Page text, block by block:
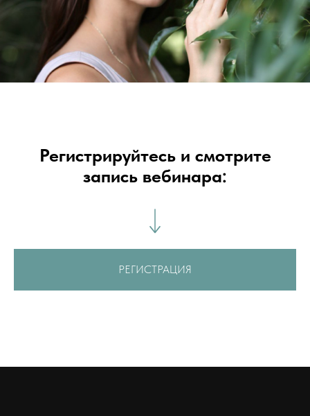
Регистрируйтесь и смотрите
запись вебинара:
РЕГИСТРАЦИЯ